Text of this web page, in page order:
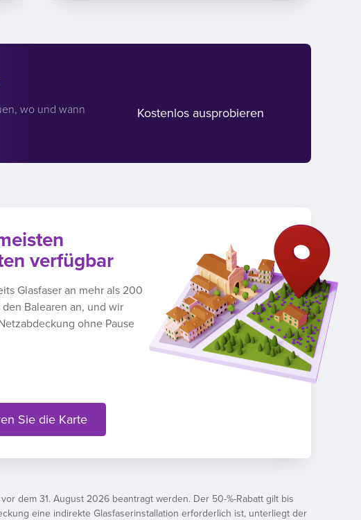
wo und wann
Kostenlos ausprobieren
verfügbar
Glasfaser an mehr als 200
Balearen an, und wir
ohne Pause
Sie die Karte
dem 31. August 2026 beantragt werden. Der 50-%-Rabatt gilt bis
eine indirekte Glasfaserinstallation erforderlich ist, unterliegt der